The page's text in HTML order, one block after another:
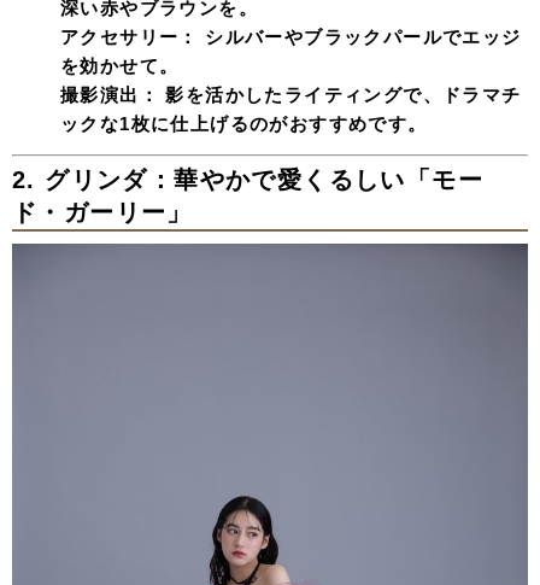
深い赤やブラウンを。
アクセサリー：
シルバーやブラックパールでエッジ
を効かせて。
撮影演出：
影を活かしたライティングで、ドラマチ
ックな1枚に仕上げるのがおすすめです。
2. グリンダ：華やかで愛くるしい「モー
ド・ガーリー」